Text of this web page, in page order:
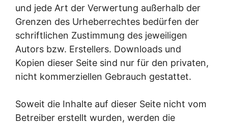
und jede Art der Verwertung außerhalb der
Grenzen des Urheberrechtes bedürfen der
schriftlichen Zustimmung des jeweiligen
Autors bzw. Erstellers. Downloads und
Kopien dieser Seite sind nur für den privaten,
nicht kommerziellen Gebrauch gestattet.
Soweit die Inhalte auf dieser Seite nicht vom
Betreiber erstellt wurden, werden die